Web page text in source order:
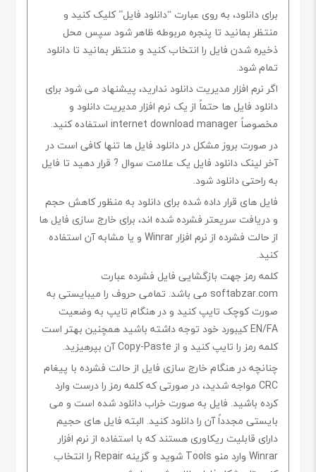
برای دانلود، به روی عبارت “دانلود فایل” کلیک کنید و
منتظر بمانید تا پنجره مربوطه ظاهر شود سپس محل
ذخیره شدن فایل را انتخاب کنید و منتظر بمانید تا دانلود
تمام شود.
اگر نرم افزار مدیریت دانلود ندارید، پیشنهاد می شود برای
دانلود فایل ها حتماً از یک نرم افزار مدیریت دانلود و
مخصوصاً internet download manager استفاده کنید.
در صورت بروز مشکل در دانلود فایل ها تنها کافی است در
آخر لینک دانلود فایل یک علامت سوال ? قرار دهید تا فایل
به راحتی دانلود شود.
فایل های قرار داده شده برای دانلود به منظور کاهش حجم
و دریافت سریعتر فشرده شده اند، برای خارج سازی فایل ها
از حالت فشرده از نرم افزار Winrar و یا مشابه آن استفاده
کنید.
کلمه رمز جهت بازگشایی فایل فشرده عبارت
softabzar.com می باشد. تمامی حروف را میبایستی به
صورت کوچک تایپ کنید و در هنگام تایپ به وضعیت
EN/FA کیبورد خود توجه داشته باشید همچنین بهتر است
کلمه رمز را تایپ کنید و از Copy-Paste آن بپرهیزید.
چنانچه در هنگام خارج سازی فایل از حالت فشرده با پیغام
CRC مواجه شدید، در صورتی که کلمه رمز را درست وارد
کرده باشید. فایل به صورت خراب دانلود شده است و می
بایستی مجدداً آن را دانلود کنید. البته فایل های حجیم
دارای قابلیت ریکاوری هستند که با استفاده از نرم افزار
Winrar وارد منو Tools شوید و گزینه Repair را انتخاب